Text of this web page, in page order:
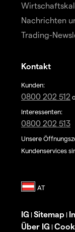
Nachrichten
Trading-
Kontakt
Kunden:
0800 202 512
Interessenten:
0800 202 513
Unsere
Kundenservices
IG | Sitemap |
Über IG |